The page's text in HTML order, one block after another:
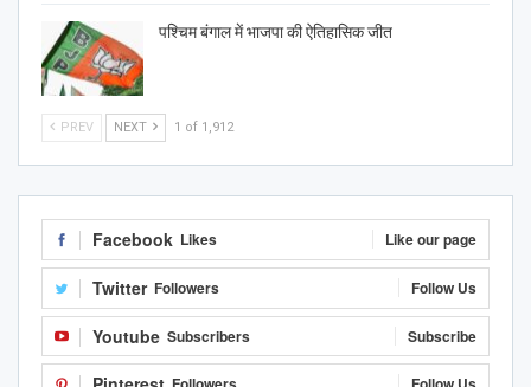
पश्चिम बंगाल में भाजपा की ऐतिहासिक जीत
PREV NEXT 1 of 1,912
Facebook Likes Like our page
Twitter Followers Follow Us
Youtube Subscribers Subscribe